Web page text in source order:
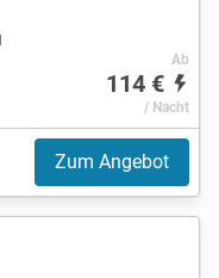
Ab
114 €
/ Nacht
Zum Angebot